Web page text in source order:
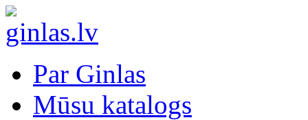
Par Ginlas
Mūsu katalogs